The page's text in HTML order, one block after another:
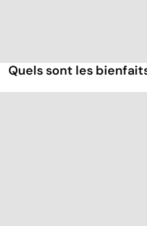
Quels sont les